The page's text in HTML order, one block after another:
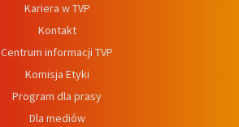
Kariera w TVP
Kontakt
Centrum informacji TVP
Komisja Etyki
Program dla prasy
Dla mediów